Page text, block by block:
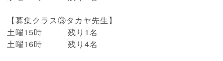
【募集クラス③タカヤ先生】
土曜15時 残り1名
土曜16時 残り4名